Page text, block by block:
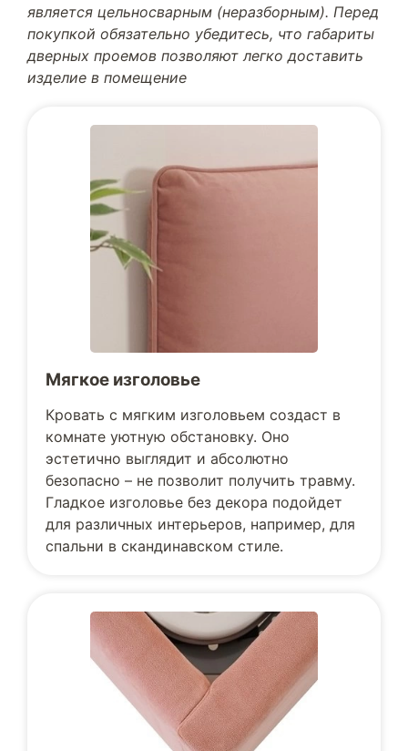
является цельносварным (неразборным). Перед
покупкой обязательно убедитесь, что габариты
дверных проемов позволяют легко доставить
изделие в помещение
Мягкое изголовье
Кровать с мягким изголовьем создаст в
комнате уютную обстановку. Оно
эстетично выглядит и абсолютно
безопасно – не позволит получить травму.
Гладкое изголовье без декора подойдет
для различных интерьеров, например, для
спальни в скандинавском стиле.